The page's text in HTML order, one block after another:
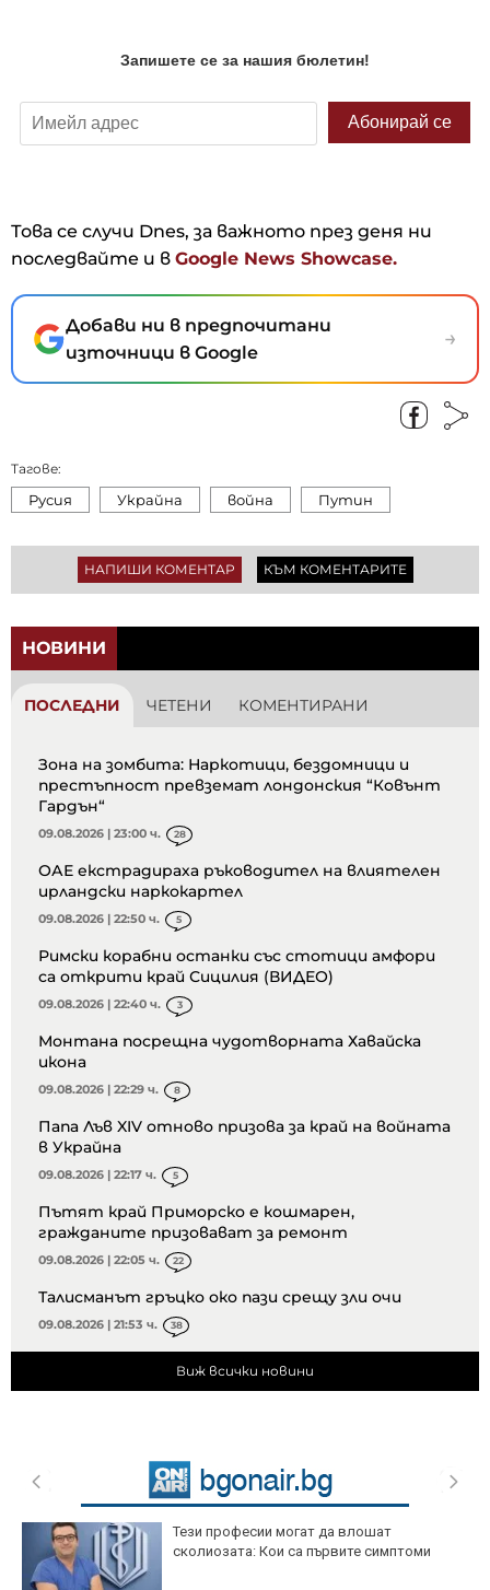
Това се случи Dnes, за важното през деня ни
последвайте и в Google News Showcase.
Добави ни в предпочитани
източници в Google
→
Тагове:
Русия Украйна война Путин
НАПИШИ КОМЕНТАР КЪМ КОМЕНТАРИТЕ
НОВИНИ
ПОСЛЕДНИ ЧЕТЕНИ КОМЕНТИРАНИ
Зона на зомбита: Наркотици, бездомници и
престъпност превземат лондонския “Ковънт
Гардън“
09.08.2026 | 23:00 ч. 28
ОАЕ екстрадираха ръководител на влиятелен
ирландски наркокартел
09.08.2026 | 22:50 ч. 5
Римски корабни останки със стотици амфори
са открити край Сицилия (ВИДЕО)
09.08.2026 | 22:40 ч. 3
Монтана посрещна чудотворната Хавайска
икона
09.08.2026 | 22:29 ч. 8
Папа Лъв XIV отново призова за край на войната
в Украйна
09.08.2026 | 22:17 ч. 5
Пътят край Приморско е кошмарен,
гражданите призовават за ремонт
09.08.2026 | 22:05 ч. 22
Талисманът гръцко око пази срещу зли очи
09.08.2026 | 21:53 ч. 38
Виж всички новини
Тези професии могат да влошат
сколиозата: Кои са първите симптоми